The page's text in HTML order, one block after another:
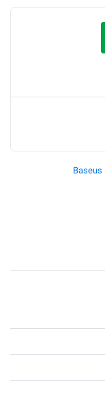
Baseus